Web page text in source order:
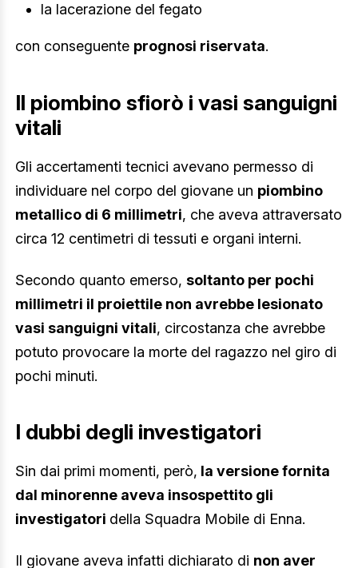
la lacerazione del fegato
con conseguente prognosi riservata.
Il piombino sfiorò i vasi sanguigni
vitali
Gli accertamenti tecnici avevano permesso di
individuare nel corpo del giovane un piombino
metallico di 6 millimetri, che aveva attraversato
circa 12 centimetri di tessuti e organi interni.
Secondo quanto emerso, soltanto per pochi
millimetri il proiettile non avrebbe lesionato
vasi sanguigni vitali, circostanza che avrebbe
potuto provocare la morte del ragazzo nel giro di
pochi minuti.
I dubbi degli investigatori
Sin dai primi momenti, però, la versione fornita
dal minorenne aveva insospettito gli
investigatori della Squadra Mobile di Enna.
Il giovane aveva infatti dichiarato di non aver